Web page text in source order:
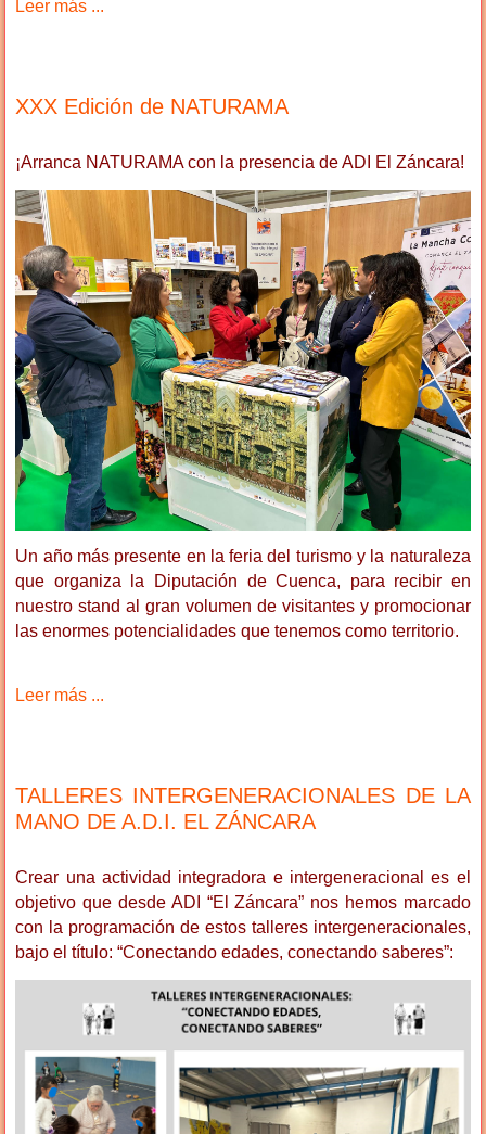
Leer más ...
XXX Edición de NATURAMA
¡Arranca NATURAMA con la presencia de ADI El Záncara!
Un año más presente en la feria del turismo y la naturaleza
que organiza la Diputación de Cuenca, para recibir en
nuestro stand al gran volumen de visitantes y promocionar
las enormes potencialidades que tenemos como territorio.
Leer más ...
TALLERES INTERGENERACIONALES DE LA
MANO DE A.D.I. EL ZÁNCARA
Crear una actividad integradora e intergeneracional es el
objetivo que desde ADI “El Záncara” nos hemos marcado
con la programación de estos talleres intergeneracionales,
bajo el título: “Conectando edades, conectando saberes”: